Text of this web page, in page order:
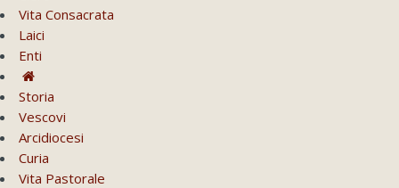
Vita Consacrata
Laici
Enti
Storia
Vescovi
Arcidiocesi
Curia
Vita Pastorale